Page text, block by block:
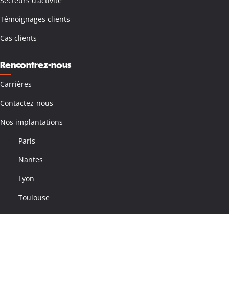
Témoignages clients
Cas clients
Rencontrez-nous
Carrières
Contactez-nous
Nos implantations
Paris
Nantes
Lyon
Toulouse